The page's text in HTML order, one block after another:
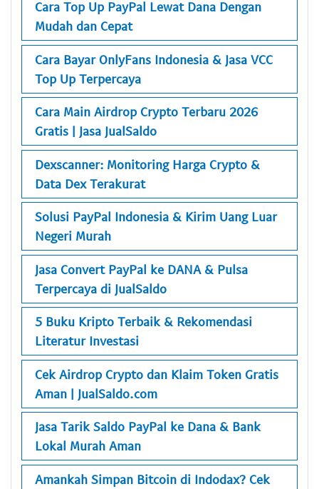
Cara Top Up PayPal Lewat Dana Dengan
Mudah dan Cepat
Cara Bayar OnlyFans Indonesia & Jasa VCC
Top Up Terpercaya
Cara Main Airdrop Crypto Terbaru 2026
Gratis | Jasa JualSaldo
Dexscanner: Monitoring Harga Crypto &
Data Dex Terakurat
Solusi PayPal Indonesia & Kirim Uang Luar
Negeri Murah
Jasa Convert PayPal ke DANA & Pulsa
Terpercaya di JualSaldo
5 Buku Kripto Terbaik & Rekomendasi
Literatur Investasi
Cek Airdrop Crypto dan Klaim Token Gratis
Aman | JualSaldo.com
Jasa Tarik Saldo PayPal ke Dana & Bank
Lokal Murah Aman
Amankah Simpan Bitcoin di Indodax? Cek